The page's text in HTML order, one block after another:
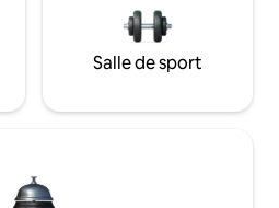
Salle de sport